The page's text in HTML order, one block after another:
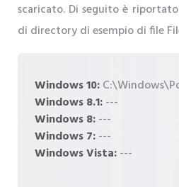
scaricato. Di seguito è
di directory di esempio di file
Windows 10:
Windows 8.1:---
Windows 8:---
Windows 7:---
Windows Vista:---